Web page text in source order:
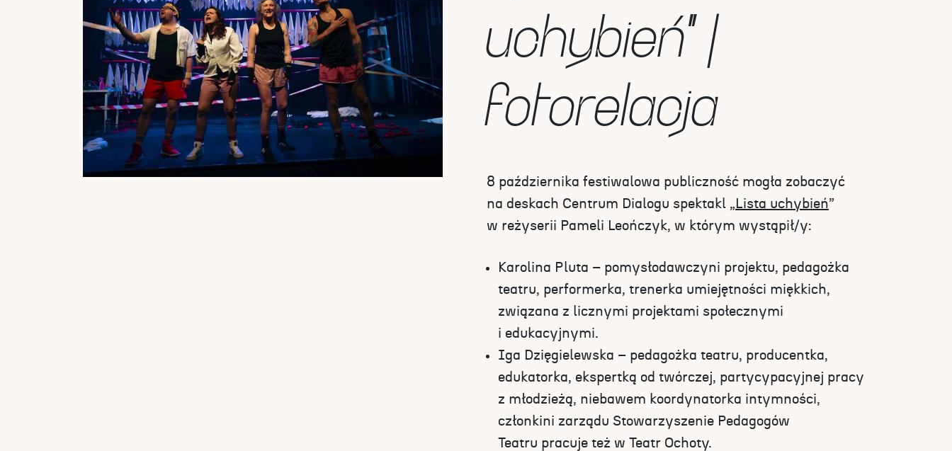
uchybień” |
fotorelacja
8 października festiwalowa publiczność mogła zobaczyć
na deskach Centrum Dialogu spektakl „ Lista uchybień”
w reżyserii Pameli Leończyk, w którym wystąpił/y:
Karolina Pluta – pomysłodawczyni projektu, pedagożka
teatru, performerka, trenerka umiejętności miękkich,
związana z licznymi projektami społecznymi
i edukacyjnymi.
Iga Dzięgielewska – pedagożka teatru, producentka,
edukatorka, ekspertką od twórczej, partycypacyjnej pracy
z młodzieżą, niebawem koordynatorka intymności,
członkini zarządu Stowarzyszenie Pedagogów
Teatru pracuje też w Teatr Ochoty.